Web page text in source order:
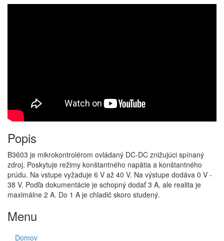
Popis
B3603 je mikrokontrolérom ovládaný DC-DC znižujúci spínaný
zdroj. Poskytuje režimy konštantného napätia a konštantného
prúdu. Na vstupe vyžaduje 6 V až 40 V. Na výstupe dodáva 0 V -
38 V. Podľa dokumentácie je schopný dodať 3 A, ale realita je
maximálne 2 A. Do 1 A je chladič skoro studený.
Menu
Domov